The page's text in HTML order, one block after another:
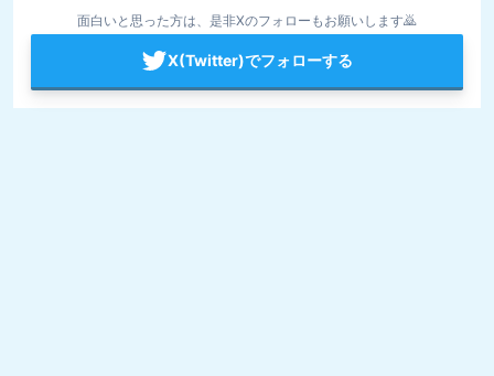
面白いと思った方は、是非Xのフォローもお願いします🙇
X(Twitter)でフォローする